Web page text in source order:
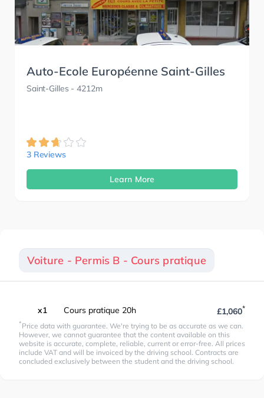
Auto-Ecole Européenne Saint-Gilles
Saint-Gilles - 4212m
3 Reviews
Learn More
Voiture - Permis B - Cours pratique
x1 Cours pratique 20h £1,060*
*Price data with guarantee. We're trying to be as accurate as we can.
However, we cannot guarantee that the content available on this
website is accurate, complete, reliable, current or error-free. All prices
include VAT and will be invoiced by the driving school. Contracts are
concluded exclusively between the student and the driving school.